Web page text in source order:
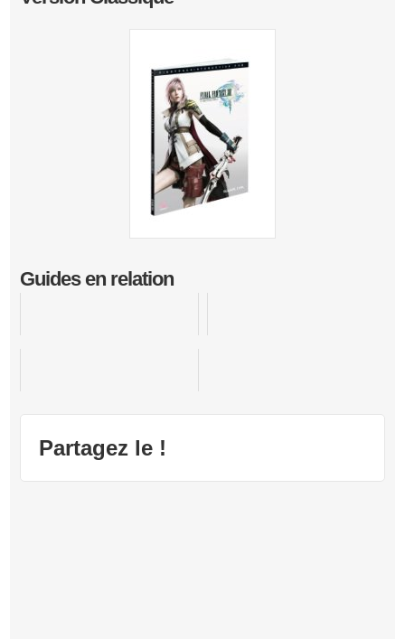
Guides en relation
Partagez le !